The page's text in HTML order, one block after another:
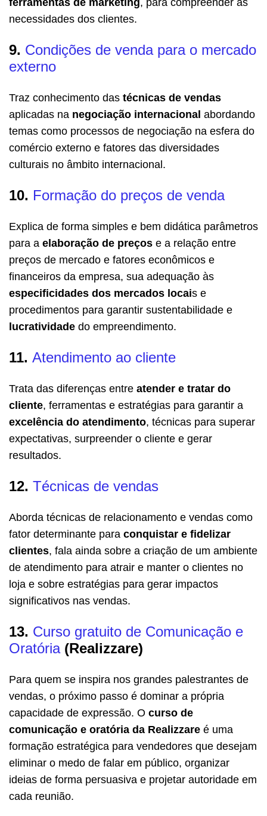
necessidades dos clientes.
9. Condições de venda para o mercado
externo
Traz conhecimento das técnicas de vendas
aplicadas na negociação internacional abordando
temas como processos de negociação na esfera do
comércio externo e fatores das diversidades
culturais no âmbito internacional.
10. Formação do preços de venda
Explica de forma simples e bem didática parâmetros
para a elaboração de preços e a relação entre
preços de mercado e fatores econômicos e
financeiros da empresa, sua adequação às
especificidades dos mercados locais e
procedimentos para garantir sustentabilidade e
lucratividade do empreendimento.
11. Atendimento ao cliente
Trata das diferenças entre atender e tratar do
cliente, ferramentas e estratégias para garantir a
excelência do atendimento, técnicas para superar
expectativas, surpreender o cliente e gerar
resultados.
12. Técnicas de vendas
Aborda técnicas de relacionamento e vendas como
fator determinante para conquistar e fidelizar
clientes, fala ainda sobre a criação de um ambiente
de atendimento para atrair e manter o clientes no
loja e sobre estratégias para gerar impactos
significativos nas vendas.
13. Curso gratuito de Comunicação e
Oratória(Realizzare)
Para quem se inspira nos grandes palestrantes de
vendas, o próximo passo é dominar a própria
capacidade de expressão. O curso de
comunicação e oratória da Realizzare é uma
formação estratégica para vendedores que desejam
eliminar o medo de falar em público, organizar
ideias de forma persuasiva e projetar autoridade em
cada reunião.